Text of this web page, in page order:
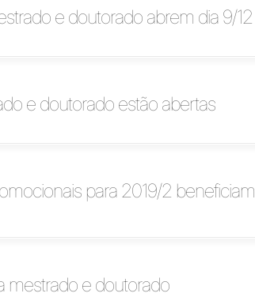
e doutorado abrem dia 9/12
e doutorado estão abertas
para 2019/2 beneficiam
mestrado e doutorado